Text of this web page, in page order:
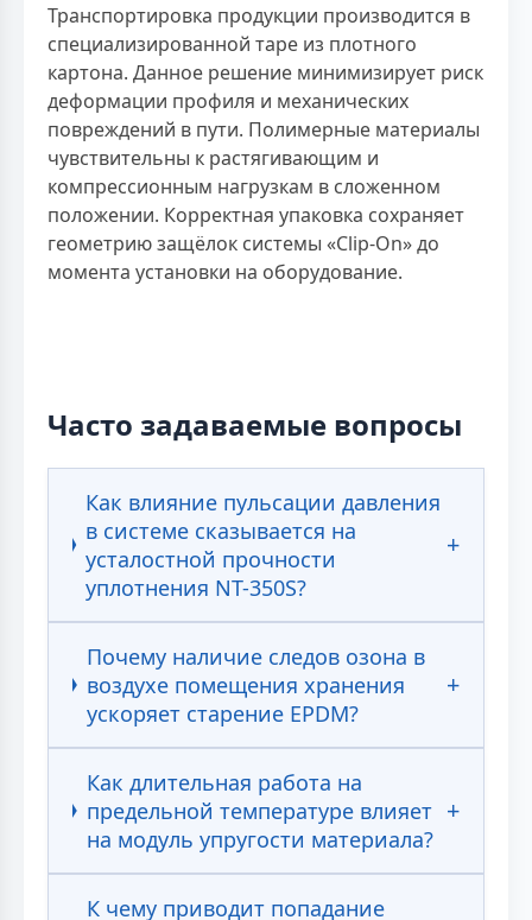
Транспортировка продукции производится в
специализированной таре из плотного
картона. Данное решение минимизирует риск
деформации профиля и механических
повреждений в пути. Полимерные материалы
чувствительны к растягивающим и
компрессионным нагрузкам в сложенном
положении. Корректная упаковка сохраняет
геометрию защёлок системы «Clip-On» до
момента установки на оборудование.
Часто задаваемые вопросы
Как влияние пульсации давления
в системе сказывается на
усталостной прочности
уплотнения NT-350S?
Почему наличие следов озона в
воздухе помещения хранения
ускоряет старение EPDM?
Как длительная работа на
предельной температуре влияет
на модуль упругости материала?
К чему приводит попадание